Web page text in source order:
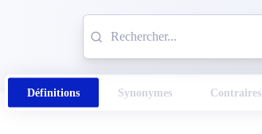
Définitions Synonymes Contraires